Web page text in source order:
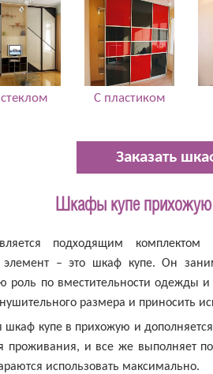
С пластиком
Заказать
Шкафы купе прихожую
подходящим
– это шкаф купе. Он
роль по вместительности одежды
размера и приносить
шкаф купе в прихожую и
проживания, и все же выполняет
использовать максимально.